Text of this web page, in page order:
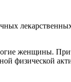
женщины.
физической